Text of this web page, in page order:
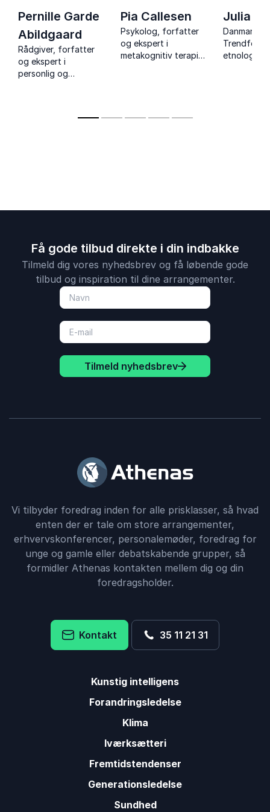
også nemmere at udvise overskud til sine
medmennesker. Det handler om at smide
autopiloten væk og øve sig i at blive medskaber
af ens eget liv.
Pernille Garde
Abildgaard
Rådgiver, forfatter
og ekspert i
personlig og
mere tid, trivsel,
Pia Callesen
Psykolog, forfatter
og ekspert i
metakognitiv terapi
Julia
Danmarks
etnolog,
Få gode tilbud direkte i din indbakke
Tilmeld dig vores nyhedsbrev og få løbende gode
tilbud og inspiration til dine arrangementer.
Tilmeld nyhedsbrev
Vi tilbyder foredrag inden for alle prisklasser, så hvad
enten der er tale om store arrangementer,
erhvervskonferencer, personalemøder, foredrag for
unge og gamle eller debatskabende grupper, så
formidler Athenas kontakten mellem dig og din
foredragsholder.
Kontakt 35 11 21 31
Kunstig intelligens
Forandringsledelse
Klima
Iværksætteri
Fremtidstendenser
Generationsledelse
Sundhed